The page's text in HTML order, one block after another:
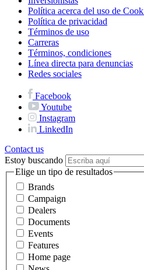
Política acerca del uso de
Política de privacidad
Términos de uso
Carreras
Términos, condiciones
Línea directa para denuncias
Redes sociales
Facebook
Youtube
Instagram
LinkedIn
Contact us
Estoy buscando
Elige un tipo de resultados
Brands
Campaign
Dealers
Documents
Events
Features
Home page